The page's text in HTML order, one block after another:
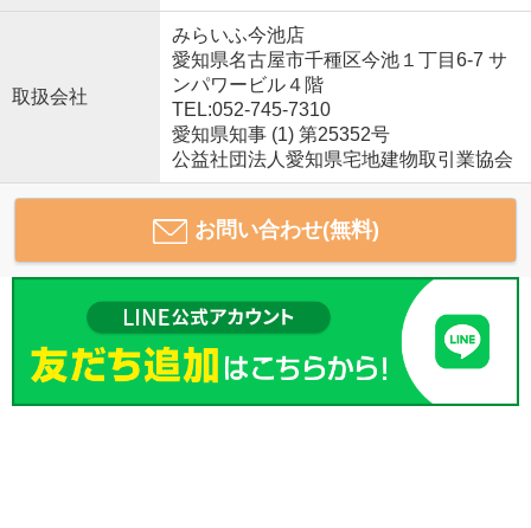
取扱会社
みらいふ今池店
愛知県名古屋市千種区今池１丁目6-7 サ
ンパワービル４階
TEL:052-745-7310
愛知県知事 (1) 第25352号
公益社団法人愛知県宅地建物取引業協会
お問い合わせ(無料)